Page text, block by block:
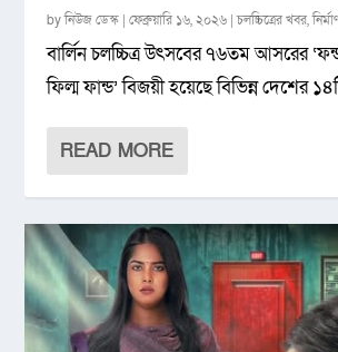
byনিউজ ডেস্ক |ফেব্রুয়ারি ১৬, ২০২৬ |চলচ্চিত্রের খবর,
বার্লিন চলচ্চিত্র উৎসবের ৭৬তম আসরের
ফিল্ম ফান্ড’ বিজয়ী হয়েছে বিভিন্ন দেশের
READ MORE